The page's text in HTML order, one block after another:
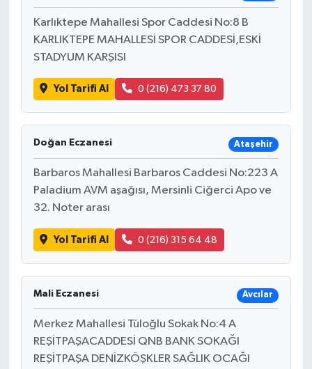
Karlıktepe Mahallesi Spor Caddesi No:8 B
KARLIKTEPE MAHALLESİ SPOR CADDESİ,ESKİ
STADYUM KARŞISI
Yol Tarifi Al 0 (216) 473 37 80
Doğan Eczanesi Ataşehir
Barbaros Mahallesi Barbaros Caddesi No:223 A
Paladium AVM aşağısı, Mersinli Ciğerci Apo ve
32. Noter arası
Yol Tarifi Al 0 (216) 315 64 48
Mali Eczanesi Avcılar
Merkez Mahallesi Tüloğlu Sokak No:4 A
REŞİTPAŞACADDESİ QNB BANK SOKAĞI
REŞİTPAŞA DENİZKÖŞKLER SAĞLIK OCAĞI